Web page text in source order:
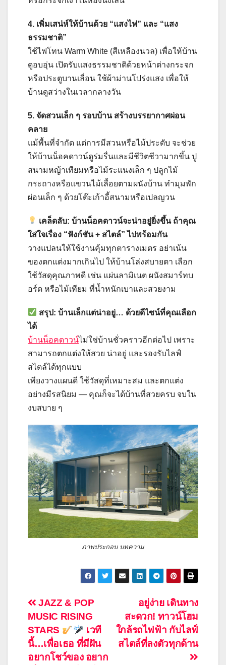
4. เพิ่มเสน่ห์ให้บ้านด้วย “แสงไฟ” และ “แสง
ธรรมชาติ”
ใช้ไฟโทน Warm White (สีเหลืองนวล) เพื่อให้บ้าน
ดูอบอุ่น เปิดรับแสงธรรมชาติด้วยหน้าต่างกระจก
หรือประตูบานเลื่อน ใช้ผ้าม่านโปร่งแสง เพื่อให้
บ้านดูสว่างในเวลากลางวัน
5. จัดสวนเล็ก ๆ รอบบ้าน สร้างบรรยากาศผ่อน
คลาย
แม้พื้นที่จำกัด แต่การมีสวนหรือไม้ประดับ จะช่วย
ให้บ้านน็อคดาวน์ดูร่มรื่นและมีชีวิตชีวามากขึ้น ปู
สนามหญ้าเทียมหรือไม้ระแนงเล็ก ๆ ปลูกไม้
กระถางหรือแขวนไม้เลื้อยตามผนังบ้าน ทำมุมพัก
ผ่อนเล็ก ๆ ด้วยโต๊ะเก้าอี้สนามหรือเปลญวน
เคล็ดลับ: บ้านน็อคดาวน์จะน่าอยู่ยิ่งขึ้น ถ้าคุณ
ใส่ใจเรื่อง “ฟังก์ชัน + สไตล์” ไปพร้อมกัน
วางแปลนให้ใช้งานคุ้มทุกตารางเมตร อย่าเน้น
ของตกแต่งมากเกินไป ให้บ้านโล่งสบายตา เลือก
ใช้วัสดุคุณภาพดี เช่น แผ่นลามิเนต ผนังสมาร์ทบ
อร์ด หรือไม้เทียม ที่น้ำหนักเบาและสวยงาม
สรุป: บ้านเล็กแต่น่าอยู่… ด้วยดีไซน์ที่คุณเลือก
ได้
บ้านน็อคดาวน์ไม่ใช่บ้านชั่วคราวอีกต่อไป เพราะ
สามารถตกแต่งให้สวย น่าอยู่ และรองรับไลฟ์
สไตล์ได้ทุกแบบ
เพียงวางแผนดี ใช้วัสดุที่เหมาะสม และตกแต่ง
อย่างมีรสนิยม — คุณก็จะได้บ้านที่สวยครบ จบใน
งบสบาย ๆ
ภาพประกอบ บทความ
แนะแนว
เรื่อง
อยู่ง่าย เดินทาง
สะดวก! ทาวน์โฮม
ใกล้รถไฟฟ้า กับไลฟ์
สไตล์ที่ลงตัวทุกด้าน
JAZZ & POP
MUSIC RISING
STARS
เวที
นี้…เพื่อเธอ ที่มีฝัน
อยากโชว์ของ อยาก